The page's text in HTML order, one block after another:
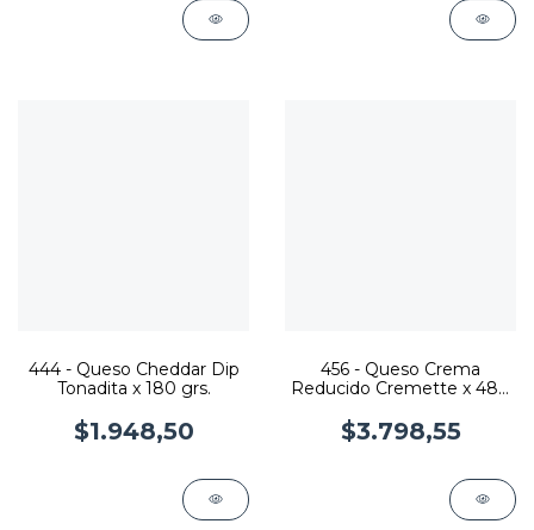
444 - Queso Cheddar Dip
Tonadita x 180 grs.
$1.948,50
456 - Queso Crema
Reducido Cremette x 480
$3.798,55